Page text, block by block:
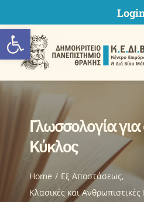
Ανοίξτε τη γραμμή εργαλείων
to
content
ΚΕΔΙΒΙΜ ΔΠΘ
Προγράμματα
Γλωσσολογία για
Κύκλος
Home
Eξ Aποστάσεως
Κλασικές και